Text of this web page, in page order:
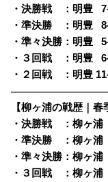
・決勝戦 ：明豊
0
・準決勝 ：明豊
0
・準々決勝：明豊
0
・３回戦 ：明豊
0
・２回戦 ：明豊
【柳ヶ浦の戦歴｜春
・決勝戦 ：柳ヶ浦
・準決勝 ：柳ヶ浦
・準々決勝：柳ヶ浦
・３回戦 ：柳ヶ浦